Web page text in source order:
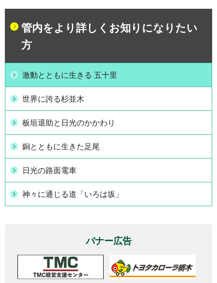
管内をより詳しくお知りになりたい
方
激動とともに生きる 五十里
世界に誇る杉並木
板垣退助と日光のかかわり
銅とともに生きた足尾
日光の路面電車
神々に通じる道「いろは坂」
バナー広告